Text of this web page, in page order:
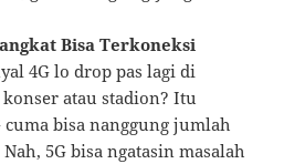
Bisa Terkoneksi
4G lo drop pas lagi di
atau stadion? Itu
bisa nanggung jumlah
5G bisa ngatasin masalah